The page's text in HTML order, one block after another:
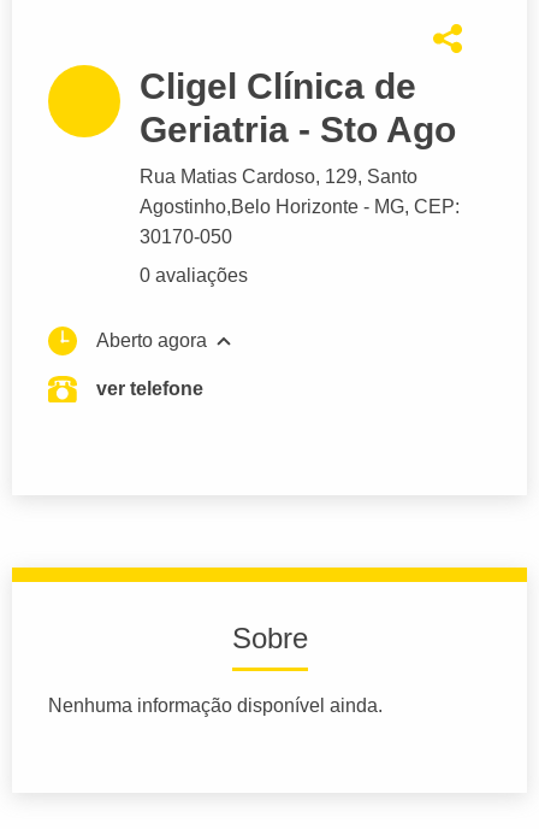
Cligel Clínica de
Geriatria - Sto Ago
Rua Matias Cardoso, 129, Santo
Agostinho,Belo Horizonte - MG, CEP:
30170-050
0 avaliações
Aberto agora
ver telefone
Sobre
Nenhuma informação disponível ainda.